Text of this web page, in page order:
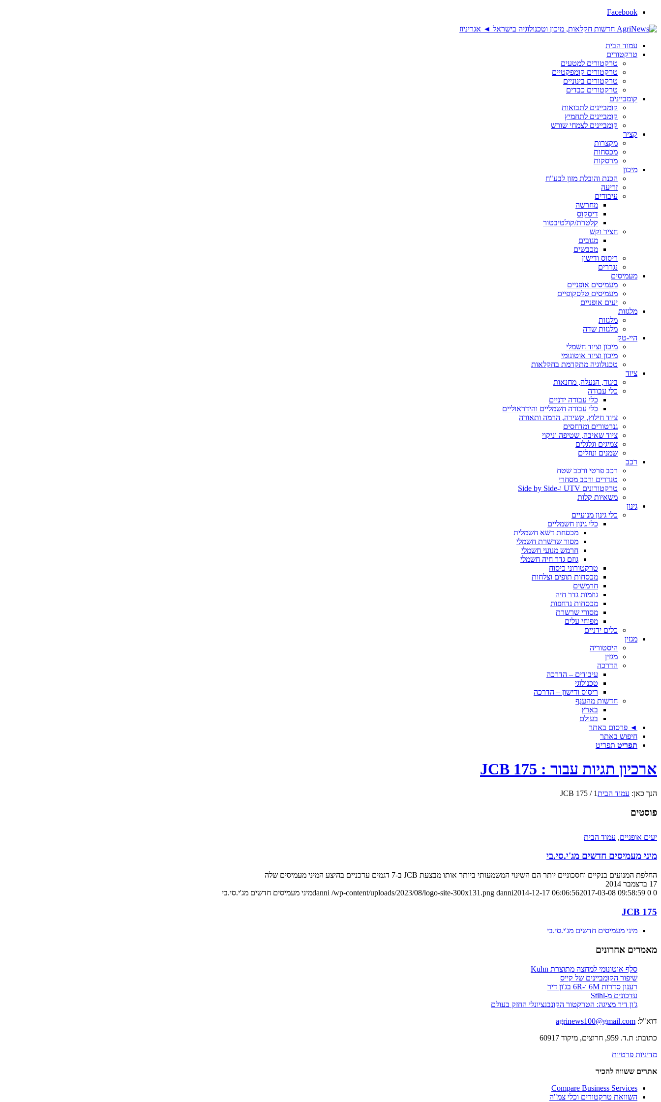
Facebook
עמוד הבית
טרקטורים
טרקטורים למטעים
טרקטורים קומפקטיים
טרקטורים בינוניים
טרקטורים כבדים
קומביינים
קומביינים לתבואות
קומביינים לתחמיץ
קומביינים לצמחי שורש
קציר
מקצרות
מכסחות
מרסקות
מיכון
הכנת והובלת מזון לבע"ח
זריעה
עיבודים
מחרשה
דיסקוס
קלטרת/קולטיבטור
חציר וקש
מגובים
מכבשים
ריסוס ודישון
נגררים
מעמיסים
מעמיסים אופניים
מעמיסים טלסקופיים
יעים אופניים
מלגזות
מלגזות
מלגזות שדה
היי-טק
מיכון וציוד חשמלי
מיכון וציוד אוטונומי
טכנולוגיה מתקדמת בחקלאות
ציוד
ביגוד, הנעלה, מחנאות
כלי עבודה
כלי עבודה ידניים
כלי עבודה חשמליים והידראוליים
ציוד חילוץ, קשירה, הרמה ותאורה
גנרטורים ומדחסים
ציוד שאיבה, שטיפה וניקוי
צמיגים וגלגלים
שמנים ונוזלים
רכב
רכב פרטי ורכב שטח
טנדרים ורכב מסחרי
טרקטורונים UTV ו-Side by Side
משאיות קלות
גינון
כלי גינון מנועיים
כלי גינון חשמליים
מכסחת דשא חשמלית
מסור שרשרת חשמלי
חרמש מנועי חשמלי
גוזם גדר חיה חשמלי
טרקטורוני כיסוח
מכסחות תופים וצלחות
חרמשים
גוזמות גדר חיה
מכסחות נדחפות
מסורי שרשרת
מפוחי עלים
כלים ידניים
מגזין
היסטוריה
מגזין
הדרכה
עיבודים – הדרכה
טכנולוגי
ריסוס ודישון – הדרכה
חדשות מהענף
בארץ
בעולם
◄ פרסום באתר
חיפוש באתר
תפריט תפריט
ארכיון תגיות עבור : JCB 175
הנך כאן: עמוד הבית1
/
JCB 175
פוסטים
יעים אופניים, עמוד הבית
מיני מעמיסים חדשים מג'י.סי.בי
החלפת המנועים בנקיים וחסכוניים יותר הם השינוי המשמעותי ביותר אותו מבצעת JCB ב-7 דגמים עדכניים בהיצע המיני מעמיסים שלה
17 בדצמבר 2014
0
0
danni /wp-content/uploads/2023/08/logo-site-300x131.png danni2014-12-17 06:06:562017-03-08 09:58:59 מיני מעמיסים חדשים מג'י.סי.בי
JCB 175
מיני מעמיסים חדשים מג'י.סי.בי
מאמרים אחרונים
סלף אוטונומי למחצה מתוצרת Kuhn
שיפור הקומביינים של קייס
רענון סדרות 6M ו-6R בג'ון דיר
עדכונים מ-Stihl
ג'ון דיר מציגה: הטרקטור הקונבנציונלי החזק בעולם
דוא"ל: agrinews100@gmail.com
כתובת: ת.ד. 959, חרוצים, מיקוד 60917
מדיניות פרטיות
אתרים ששווה להכיר
Compare Business Services
השוואת טרקטורים וכלי צמ"ה